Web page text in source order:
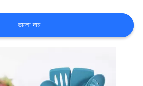
ভালো দাম